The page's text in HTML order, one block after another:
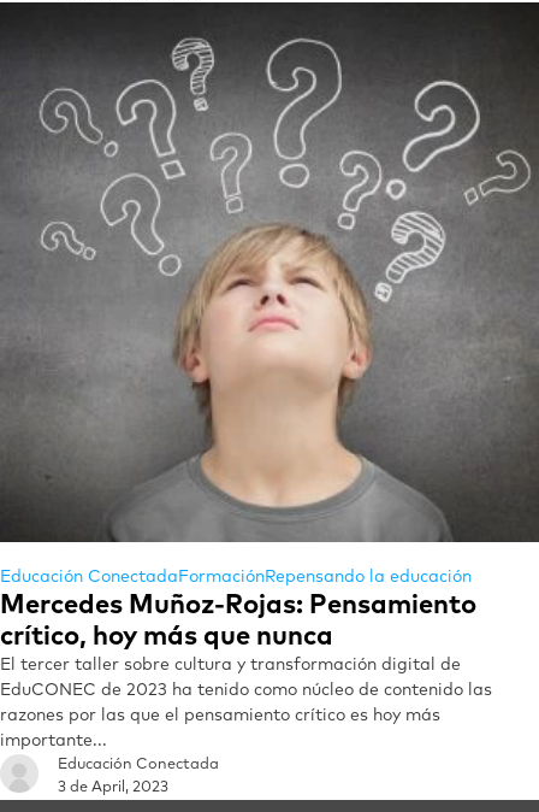
Educación Conectada FormaciónRepensando la educación
Mercedes Muñoz-Rojas: Pensamiento
crítico, hoy más que nunca
El tercer taller sobre cultura y transformación digital de
EduCONEC de 2023 ha tenido como núcleo de contenido las
razones por las que el pensamiento crítico es hoy más
importante...
Educación Conectada
3 de April, 2023